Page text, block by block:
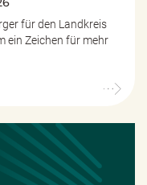
für den Landkreis
ein Zeichen für mehr